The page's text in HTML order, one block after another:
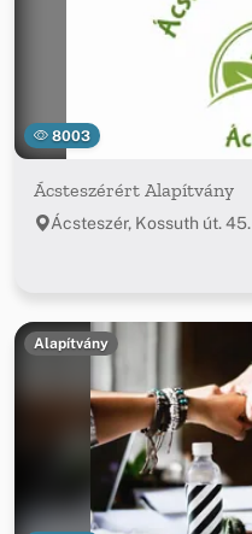
8003
Ácsteszérért Alapítvány
Ácsteszér, Kossuth út. 45.
Alapítvány